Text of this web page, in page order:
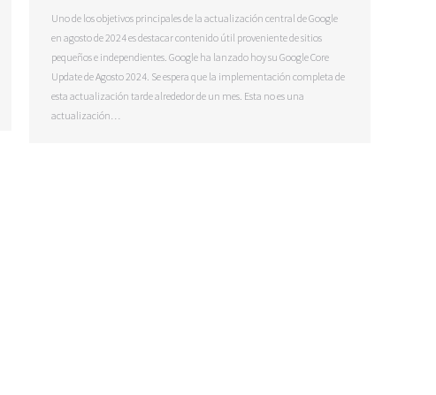
Uno de los objetivos principales de la actualización central de Google
en agosto de 2024 es destacar contenido útil proveniente de sitios
pequeños e independientes. Google ha lanzado hoy su Google Core
Update de Agosto 2024. Se espera que la implementación completa de
esta actualización tarde alrededor de un mes. Esta no es una
actualización…